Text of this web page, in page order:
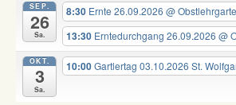
SEP.
26
Sa.
8:30 Ernte 26.09.2026@
13:30 Erntedurchgang 26.09.2026@
OKT.
3
Sa.
10:00Gartlertag 03.10.2026 St.